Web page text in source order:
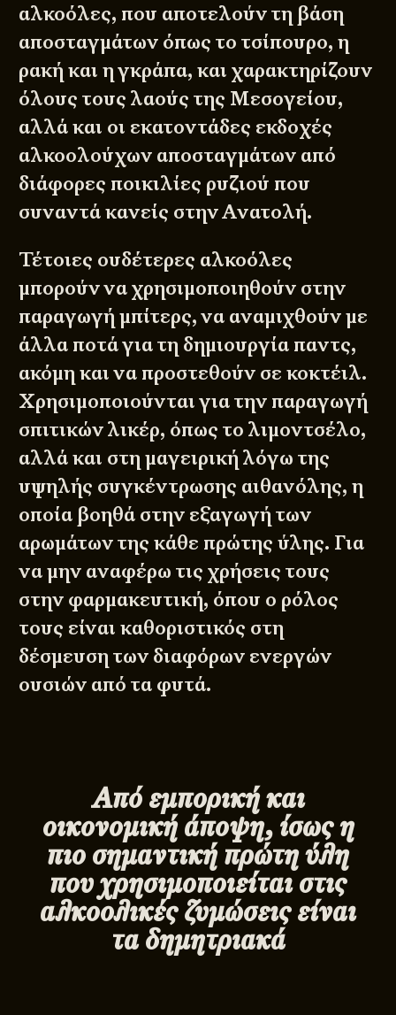
αλκοόλες, που αποτελούν τη βάση
αποσταγμάτων όπως το τσίπουρο, η
ρακή και η γκράπα, και χαρακτηρίζουν
όλους τους λαούς της Μεσογείου,
αλλά και οι εκατοντάδες εκδοχές
αλκοολούχων αποσταγμάτων από
διάφορες ποικιλίες ρυζιού που
συναντά κανείς στην Ανατολή.
Τέτοιες ουδέτερες αλκοόλες
μπορούν να χρησιμοποιηθούν στην
παραγωγή μπίτερς, να αναμιχθούν με
άλλα ποτά για τη δημιουργία παντς,
ακόμη και να προστεθούν σε κοκτέιλ.
Χρησιμοποιούνται για την παραγωγή
σπιτικών λικέρ, όπως το λιμοντσέλο,
αλλά και στη μαγειρική λόγω της
υψηλής συγκέντρωσης αιθανόλης, η
οποία βοηθά στην εξαγωγή των
αρωμάτων της κάθε πρώτης ύλης. Για
να μην αναφέρω τις χρήσεις τους
στην φαρμακευτική, όπου ο ρόλος
τους είναι καθοριστικός στη
δέσμευση των διαφόρων ενεργών
ουσιών από τα φυτά.
Από εμπορική και
οικονομική άποψη, ίσως η
πιο σημαντική πρώτη ύλη
που χρησιμοποιείται στις
αλκοολικές ζυμώσεις είναι
τα δημητριακά